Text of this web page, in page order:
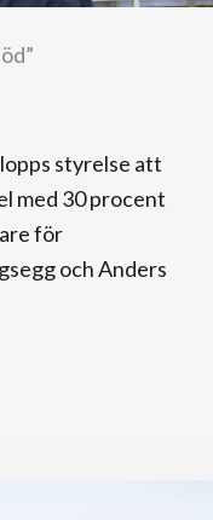
styrelse att
med 30 procent
för
och Anders